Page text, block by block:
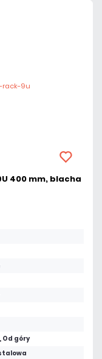
400 mm, blacha
Od góry